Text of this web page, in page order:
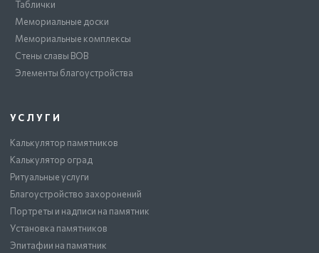
Таблички
Мемориальные доски
Мемориальные комплексы
Стены славы ВОВ
Элементы благоустройства
УСЛУГИ
Калькулятор памятников
Калькулятор оград
Ритуальные услуги
Благоустройство захоронений
Портреты и надписи на памятник
Установка памятников
Эпитафии на памятник